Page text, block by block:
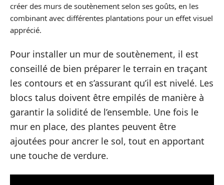
créer des murs de soutènement selon ses goûts, en les
combinant avec différentes plantations pour un effet visuel
apprécié.
Pour installer un mur de soutènement, il est
conseillé de bien préparer le terrain en traçant
les contours et en s’assurant qu’il est nivelé. Les
blocs talus doivent être empilés de manière à
garantir la solidité de l’ensemble. Une fois le
mur en place, des plantes peuvent être
ajoutées pour ancrer le sol, tout en apportant
une touche de verdure.